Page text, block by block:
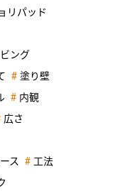
リパッド
ング
塗り壁
内観
広さ
ス 工法